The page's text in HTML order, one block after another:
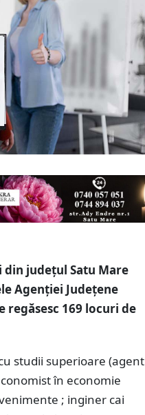
județul Satu Mare
Agenției Județene
regăsesc 169 locuri de
studii superioare (agent
în economie
; inginer cai